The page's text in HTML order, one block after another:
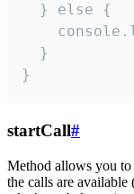
  } else {
  }
}
startCall#
Method allows you to
the calls are